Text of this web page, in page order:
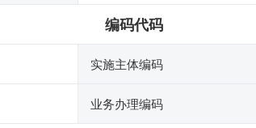
编码代码
实施主体编码
业务办理编码